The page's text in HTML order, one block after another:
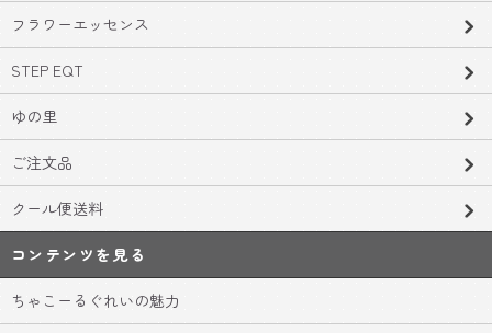
フラワーエッセンス
STEP EQT
ゆの里
ご注文品
クール便送料
コンテンツを見る
ちゃこーるぐれいの魅力